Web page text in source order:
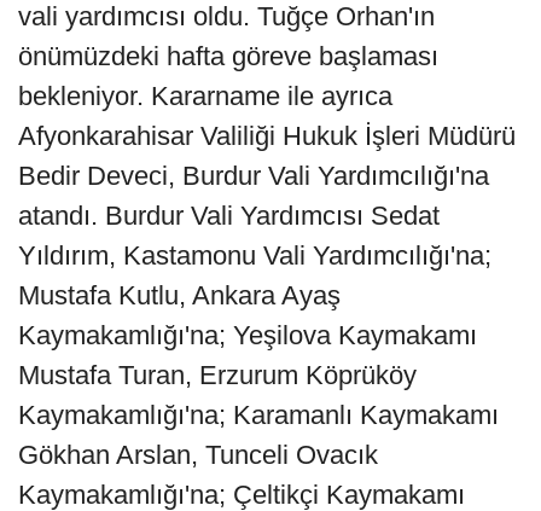
vali yardımcısı oldu. Tuğçe Orhan'ın
önümüzdeki hafta göreve başlaması
bekleniyor. Kararname ile ayrıca
Afyonkarahisar Valiliği Hukuk İşleri Müdürü
Bedir Deveci, Burdur Vali Yardımcılığı'na
atandı. Burdur Vali Yardımcısı Sedat
Yıldırım, Kastamonu Vali Yardımcılığı'na;
Mustafa Kutlu, Ankara Ayaş
Kaymakamlığı'na; Yeşilova Kaymakamı
Mustafa Turan, Erzurum Köprüköy
Kaymakamlığı'na; Karamanlı Kaymakamı
Gökhan Arslan, Tunceli Ovacık
Kaymakamlığı'na; Çeltikçi Kaymakamı